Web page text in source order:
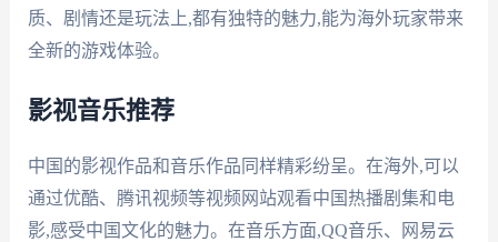
质、剧情还是玩法上,都有独特的魅力,能为海外玩家带来
全新的游戏体验。
影视音乐推荐
中国的影视作品和音乐作品同样精彩纷呈。在海外,可以
通过优酷、腾讯视频等视频网站观看中国热播剧集和电
影,感受中国文化的魅力。在音乐方面,QQ音乐、网易云